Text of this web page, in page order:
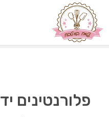
פלורנטינים יד